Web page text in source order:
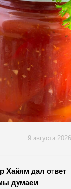
9 августа 2026
Хайям дал ответ
думаем